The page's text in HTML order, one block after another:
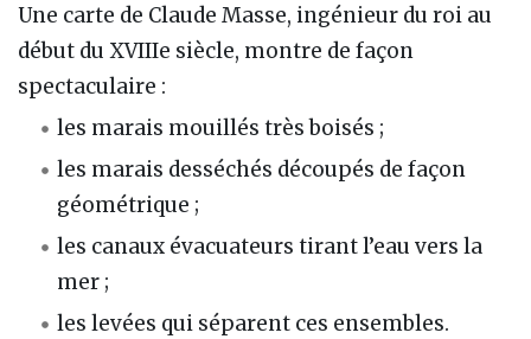
Une carte de Claude Masse, ingénieur du roi au
début du XVIIIe siècle, montre de façon
spectaculaire :
les marais mouillés très boisés ;
les marais desséchés découpés de façon
géométrique ;
les canaux évacuateurs tirant l’eau vers la
mer ;
les levées qui séparent ces ensembles.